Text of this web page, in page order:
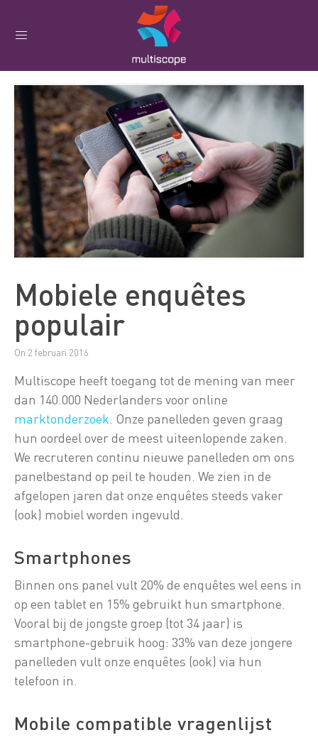
Mobiele enquêtes
populair
On 2 februari 2016
Multiscope heeft toegang tot de mening van meer
dan 140.000 Nederlanders voor online
marktonderzoek . Onze panelleden geven graag
hun oordeel over de meest uiteenlopende zaken.
We recruteren continu nieuwe panelleden om ons
panelbestand op peil te houden. We zien in de
afgelopen jaren dat onze enquêtes steeds vaker
(ook) mobiel worden ingevuld.
Smartphones
Binnen ons panel vult 20% de enquêtes wel eens in
op een tablet en 15% gebruikt hun smartphone.
Vooral bij de jongste groep (tot 34 jaar) is
smartphone-gebruik hoog: 33% van deze jongere
panelleden vult onze enquêtes (ook) via hun
telefoon in.
Mobile compatible vragenlijst